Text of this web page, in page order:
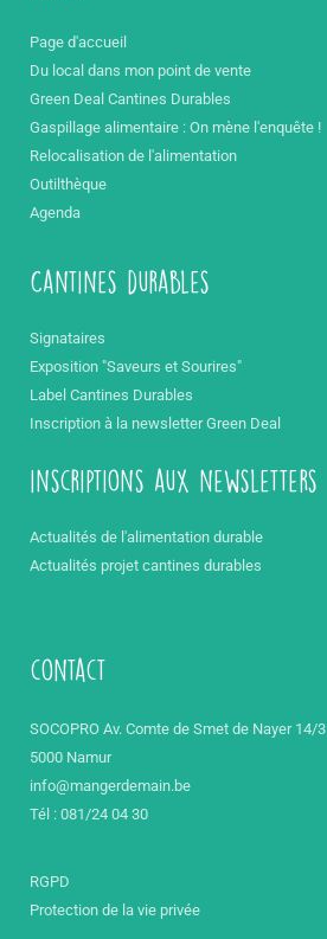
Page d'accueil
Du local dans mon point de vente
Green Deal Cantines Durables
Gaspillage alimentaire : On mène l'enquête !
Relocalisation de l'alimentation
Outilthèque
Agenda
Cantines durables
Signataires
Exposition "Saveurs et Sourires"
Label Cantines Durables
Inscription à la newsletter Green Deal
inscriptions aux newsletters
Actualités de l'alimentation durable
Actualités projet cantines durables
contact
SOCOPRO Av. Comte de Smet de Nayer 14/3
5000 Namur
info@mangerdemain.be
Tél : 081/24 04 30
RGPD
Protection de la vie privée